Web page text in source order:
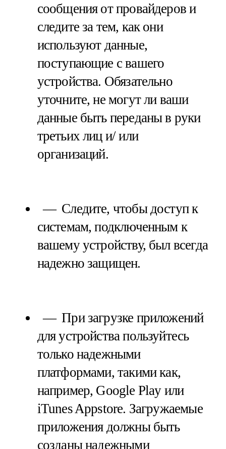
сообщения от провайдеров и
следите за тем, как они
используют данные,
поступающие с вашего
устройства. Обязательно
уточните, не могут ли ваши
данные быть переданы в руки
третьих лиц и/ или
организаций.
Следите, чтобы доступ к
системам, подключенным к
вашему устройству, был всегда
надежно защищен.
При загрузке приложений
для устройства пользуйтесь
только надежными
платформами, такими как,
например, Google Play или
iTunes Appstore. Загружаемые
приложения должны быть
созданы надежными